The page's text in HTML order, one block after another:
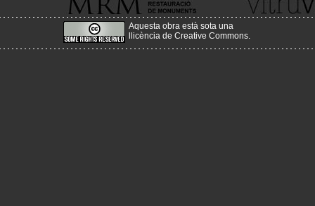
Aquesta obra està sota una
llicència de Creative Commons.